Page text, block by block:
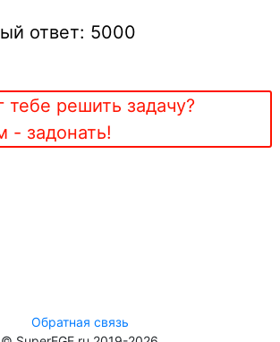
ответ: 5000
тебе решить задачу?
- задонать!
Обратная связь